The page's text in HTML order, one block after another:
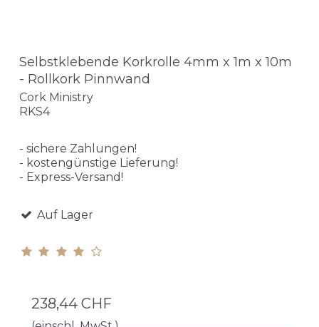
Selbstklebende Korkrolle 4mm x 1m x 10m
- Rollkork Pinnwand
Cork Ministry
RKS4
- sichere Zahlungen!
- kostengünstige Lieferung!
- Express-Versand!
Auf Lager
238,44 CHF